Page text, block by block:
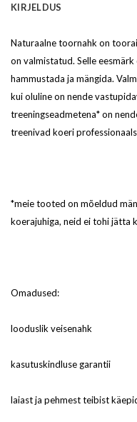
KIRJELDUS
Naturaalne toornahk on
on valmistatud. Selle
hammustada ja mängida.
kui oluline on nende
treeningseadmetena* on
treenivad koeri
*meie tooted on mõeldud
koerajuhiga, neid ei tohi jätta
Omadused:
looduslik veisenahk
kasutuskindluse garantii
laiast ja pehmest teibist